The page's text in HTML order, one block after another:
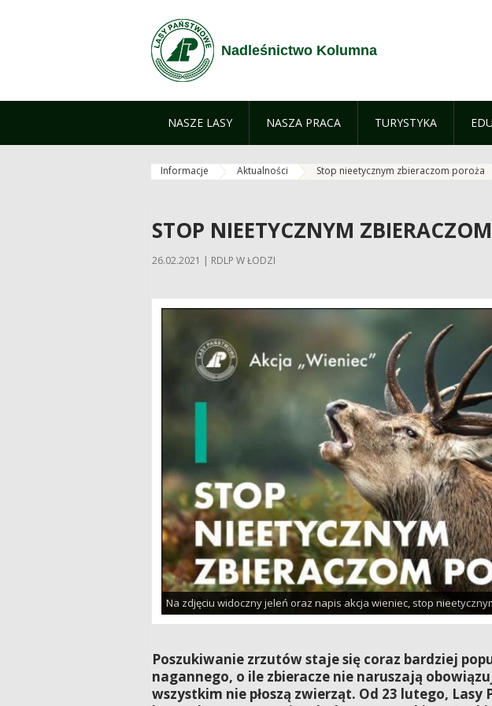
Nadleśnictwo Kolumna
NASZE LASY NASZA PRACA TURYSTYKA
Informacje Aktualności Stop nieetycznym zbieraczom poroża
STOP NIEETYCZNYM
26.02.2021 | RDLP W ŁODZI
Na zdjęciu widoczny jeleń oraz napis akcja wieniec, stop
Poszukiwanie zrzutów staje się coraz bardziej
nagannego, o ile zbieracze nie naruszają
wszystkim nie płoszą zwierząt. Od 23 lutego,